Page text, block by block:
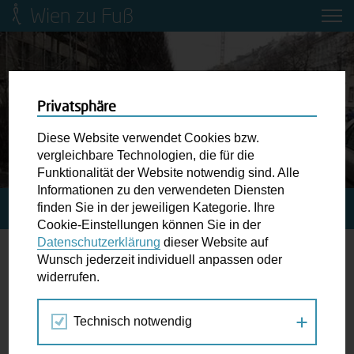
Wien zu Fuß
Mobilitätsbildung für Kinder und
Jugendliche
Ringstraße-Neugestaltung
Wiener Fußwegekarte
Newsletter abonnieren
Wunschbox
der Ampel ...
STARTSEITE BLOG MANULI4NAMULI
Manuli4Namuli
05.02.2019
Allgemein
International,
Miteinander
Kathrin Figerl
Privatsphäre
Diese Website verwendet Cookies bzw.
vergleichbare Technologien, die für die
Funktionalität der Website notwendig sind. Alle
Informationen zu den verwendeten Diensten
finden Sie in der jeweiligen Kategorie. Ihre
Cookie-Einstellungen können Sie in der
Datenschutzerklärung dieser Website auf
Wunsch jederzeit individuell anpassen oder
widerrufen.
Technisch notwendig